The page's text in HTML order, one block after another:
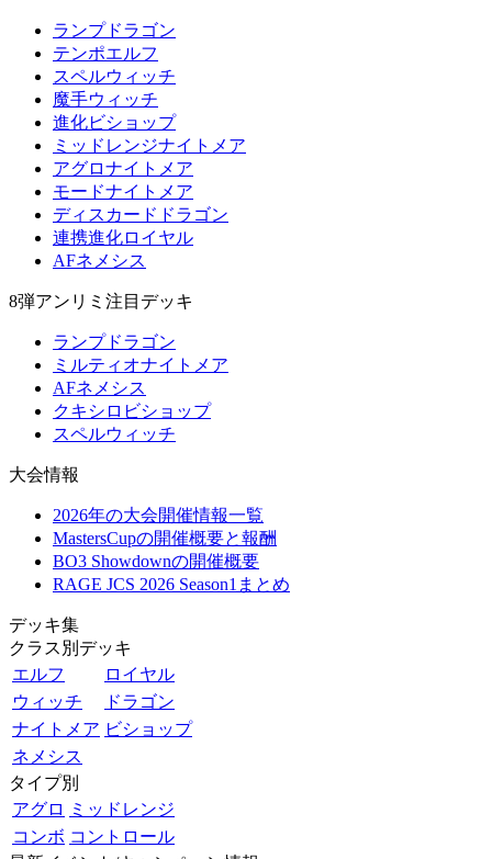
ランプドラゴン
テンポエルフ
スペルウィッチ
魔手ウィッチ
進化ビショップ
ミッドレンジナイトメア
アグロナイトメア
モードナイトメア
ディスカードドラゴン
連携進化ロイヤル
AFネメシス
8弾アンリミ注目デッキ
ランプドラゴン
ミルティオナイトメア
AFネメシス
クキシロビショップ
スペルウィッチ
大会情報
2026年の大会開催情報一覧
MastersCupの開催概要と報酬
BO3 Showdownの開催概要
RAGE JCS 2026 Season1まとめ
デッキ集
クラス別デッキ
エルフ
ロイヤル
ウィッチ
ドラゴン
ナイトメア ビショップ
ネメシス
タイプ別
アグロ
ミッドレンジ
コンボ コントロール